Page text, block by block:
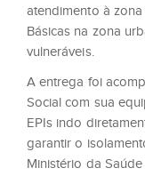
atendimento à
Básicas na zona
vulneráveis.
A entrega foi
Social com sua
EPIs indo
garantir o
Ministério da